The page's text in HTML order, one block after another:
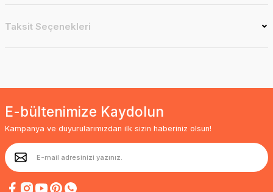
Taksit Seçenekleri
E-bültenimize Kaydolun
Kampanya ve duyurularımızdan ilk sizin haberiniz olsun!